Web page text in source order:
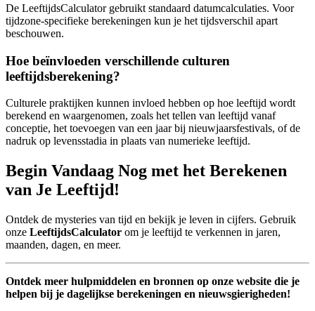
De LeeftijdsCalculator gebruikt standaard datumcalculaties. Voor
tijdzone-specifieke berekeningen kun je het tijdsverschil apart
beschouwen.
Hoe beïnvloeden verschillende culturen
leeftijdsberekening?
Culturele praktijken kunnen invloed hebben op hoe leeftijd wordt
berekend en waargenomen, zoals het tellen van leeftijd vanaf
conceptie, het toevoegen van een jaar bij nieuwjaarsfestivals, of de
nadruk op levensstadia in plaats van numerieke leeftijd.
Begin Vandaag Nog met het Berekenen
van Je Leeftijd!
Ontdek de mysteries van tijd en bekijk je leven in cijfers. Gebruik
onze LeeftijdsCalculator om je leeftijd te verkennen in jaren,
maanden, dagen, en meer.
Ontdek meer hulpmiddelen en bronnen op onze website die je
helpen bij je dagelijkse berekeningen en nieuwsgierigheden!